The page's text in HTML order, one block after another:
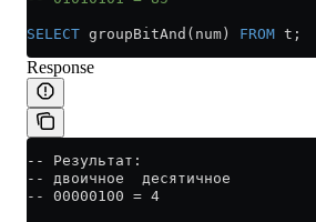
SELECT groupBitAnd(num) FROM t;
Response
-- Результат:
-- двоичное  десятичное
-- 00000100 = 4